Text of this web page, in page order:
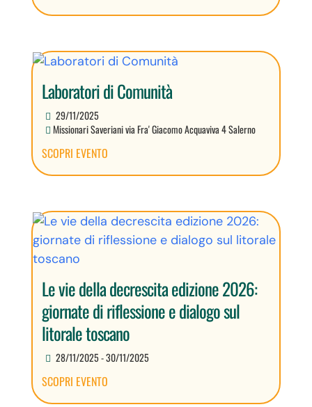
Laboratori di Comunità
29/11/2025
Missionari Saveriani via Fra' Giacomo Acquaviva 4 Salerno
SCOPRI EVENTO
Le vie della decrescita edizione 2026:
giornate di riflessione e dialogo sul
litorale toscano
28/11/2025 - 30/11/2025
SCOPRI EVENTO